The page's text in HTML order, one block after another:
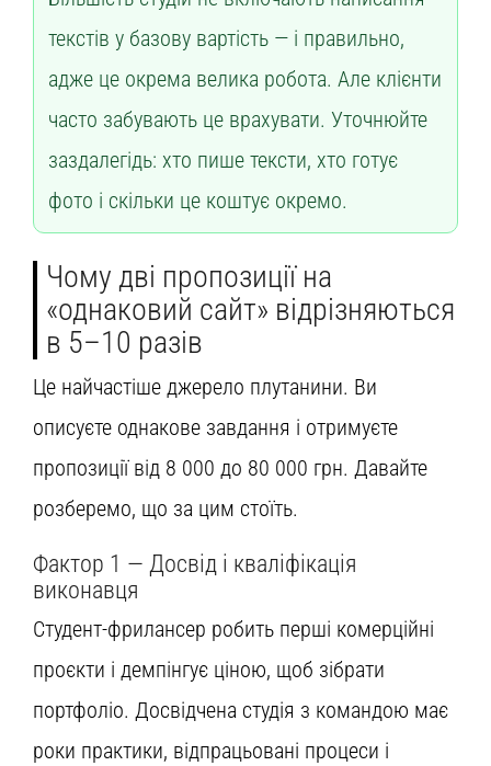
текстів у базову вартість — і правильно,
адже це окрема велика робота. Але клієнти
часто забувають це врахувати. Уточнюйте
заздалегідь: хто пише тексти, хто готує
фото і скільки це коштує окремо.
Чому дві пропозиції на
«однаковий сайт» відрізняються
в 5–10 разів
Це найчастіше джерело плутанини. Ви
описуєте однакове завдання і отримуєте
пропозиції від 8 000 до 80 000 грн. Давайте
розберемо, що за цим стоїть.
Фактор 1 — Досвід і кваліфікація
виконавця
Студент-фрилансер робить перші комерційні
проєкти і демпінгує ціною, щоб зібрати
портфоліо. Досвідчена студія з командою має
роки практики, відпрацьовані процеси і